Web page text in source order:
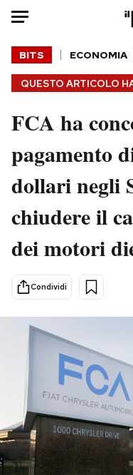
HOME
Italia
Politica
Tecnologia
Scienza
Cultura
Sport
PODCAST
NEWSLETTER
I MIEI PREFERITI
QUESTO ARTICOLO
BITS ECONOMIA
FCA ha
pagamento
dollari negli
chiudere il
dei motori
Condividi